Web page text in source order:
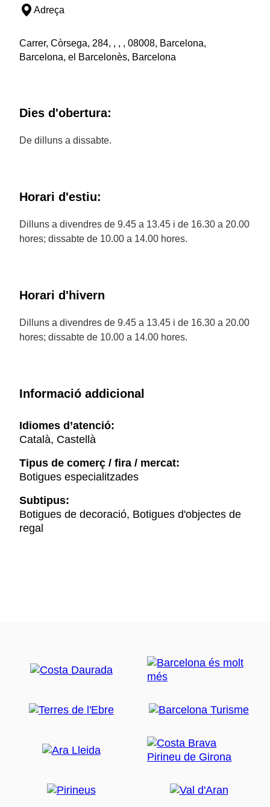
Adreça
Carrer, Còrsega, 284, , , , 08008, Barcelona,
Barcelona, el Barcelonès, Barcelona
Dies d'obertura:
De dilluns a dissabte.
Horari d'estiu:
Dilluns a divendres de 9.45 a 13.45 i de 16.30 a 20.00
hores; dissabte de 10.00 a 14.00 hores.
Horari d'hivern
Dilluns a divendres de 9.45 a 13.45 i de 16.30 a 20.00
hores; dissabte de 10.00 a 14.00 hores.
Informació addicional
Idiomes d’atenció:
Català, Castellà
Tipus de comerç / fira / mercat:
Botigues especialitzades
Subtipus:
Botigues de decoració, Botigues d'objectes de
regal